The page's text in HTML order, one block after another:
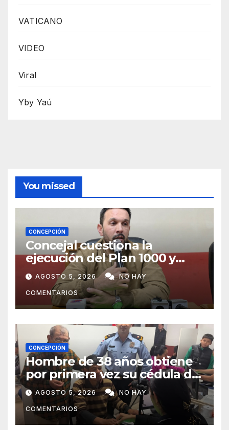
VATICANO
VIDEO
Viral
Yby Yaú
You missed
CONCEPCIÓN
Concejal cuestiona la
ejecución del Plan 1000 y
pide mayor participación del
municipio
AGOSTO 5, 2026 NO HAY
COMENTARIOS
CONCEPCIÓN
Hombre de 38 años obtiene
por primera vez su cédula de
identidad en Concepción
AGOSTO 5, 2026 NO HAY
COMENTARIOS